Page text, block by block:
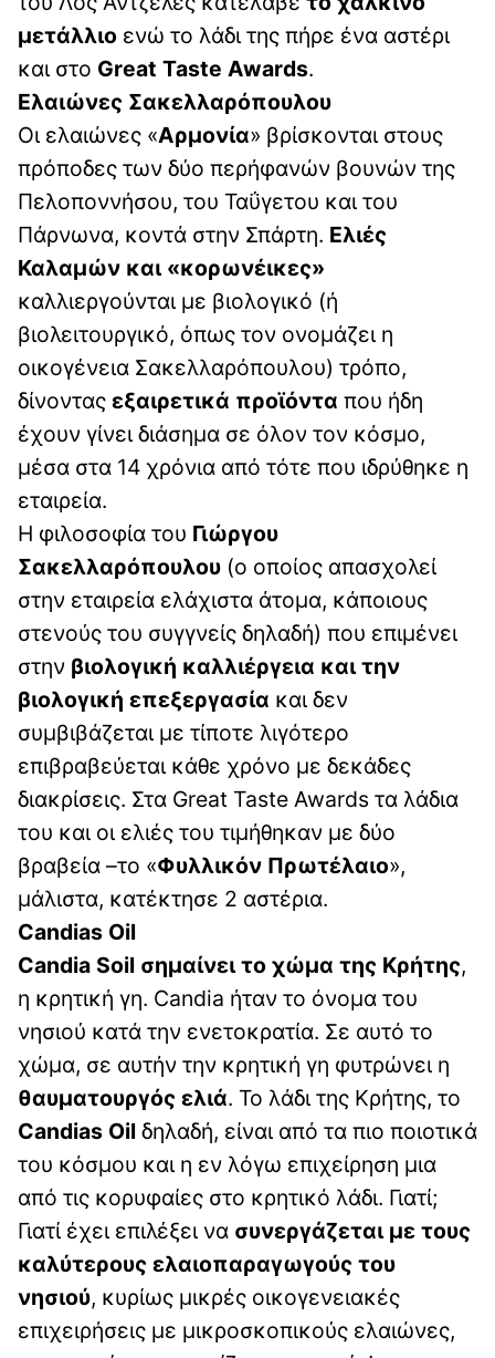
μετάλλιο ενώ το λάδι της πήρε ένα αστέρι
και στο Great Taste Awards.
Ελαιώνες Σακελλαρόπουλου
Οι ελαιώνες «Αρμονία» βρίσκονται στους
πρόποδες των δύο περήφανών βουνών της
Πελοποννήσου, του Ταΰγετου και του
Πάρνωνα, κοντά στην Σπάρτη. Ελιές
Καλαμών και «κορωνέικες»
καλλιεργούνται με βιολογικό (ή
βιολειτουργικό, όπως τον ονομάζει η
οικογένεια Σακελλαρόπουλου) τρόπο,
δίνοντας εξαιρετικά προϊόντα που ήδη
έχουν γίνει διάσημα σε όλον τον κόσμο,
μέσα στα 14 χρόνια από τότε που ιδρύθηκε η
εταιρεία.
Η φιλοσοφία του Γιώργου
Σακελλαρόπουλου (ο οποίος απασχολεί
στην εταιρεία ελάχιστα άτομα, κάποιους
στενούς του συγγνείς δηλαδή) που επιμένει
στην βιολογική καλλιέργεια και την
βιολογική επεξεργασία και δεν
συμβιβάζεται με τίποτε λιγότερο
επιβραβεύεται κάθε χρόνο με δεκάδες
διακρίσεις. Στα Great Taste Awards τα λάδια
του και οι ελιές του τιμήθηκαν με δύο
βραβεία –το «Φυλλικόν Πρωτέλαιο»,
μάλιστα, κατέκτησε 2 αστέρια.
Candias Oil
Candia Soil σημαίνει το χώμα της Κρήτης,
η κρητική γη. Candia ήταν το όνομα του
νησιού κατά την ενετοκρατία. Σε αυτό το
χώμα, σε αυτήν την κρητική γη φυτρώνει η
θαυματουργός ελιά. Το λάδι της Κρήτης, το
Candias Oil δηλαδή, είναι από τα πιο ποιοτικά
του κόσμου και η εν λόγω επιχείρηση μια
από τις κορυφαίες στο κρητικό λάδι. Γιατί;
Γιατί έχει επιλέξει να συνεργάζεται με τους
καλύτερους ελαιοπαραγωγούς του
νησιού, κυρίως μικρές οικογενειακές
επιχειρήσεις με μικροσκοπικούς ελαιώνες,